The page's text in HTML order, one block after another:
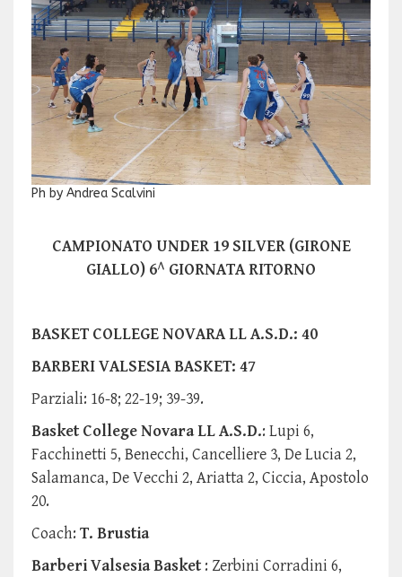
Ph by Andrea Scalvini
CAMPIONATO UNDER 19 SILVER (GIRONE
GIALLO) 6^ GIORNATA RITORNO
BASKET COLLEGE NOVARA LL A.S.D.: 40
BARBERI VALSESIA BASKET: 47
Parziali: 16-8; 22-19; 39-39.
Basket College Novara LL A.S.D.: Lupi 6,
Facchinetti 5, Benecchi, Cancelliere 3, De Lucia 2,
Salamanca, De Vecchi 2, Ariatta 2, Ciccia, Apostolo
20.
Coach: T. Brustia
Barberi Valsesia Basket : Zerbini Corradini 6,